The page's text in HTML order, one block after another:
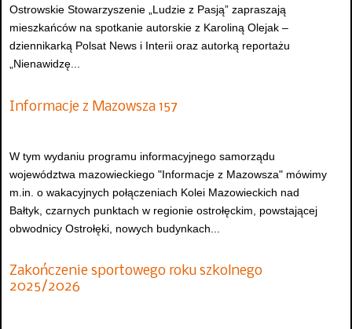
Ostrowskie Stowarzyszenie „Ludzie z Pasją” zapraszają
mieszkańców na spotkanie autorskie z Karoliną Olejak –
dziennikarką Polsat News i Interii oraz autorką reportażu
„Nienawidzę...
Informacje z Mazowsza 157
W tym wydaniu programu informacyjnego samorządu
województwa mazowieckiego "Informacje z Mazowsza" mówimy
m.in. o wakacyjnych połączeniach Kolei Mazowieckich nad
Bałtyk, czarnych punktach w regionie ostrołęckim, powstającej
obwodnicy Ostrołęki, nowych budynkach...
Zakończenie sportowego roku szkolnego
2025/2026